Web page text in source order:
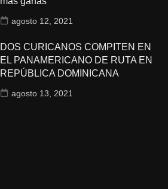
agosto 12, 2021
DOS CURICANOS COMPITEN EN
EL PANAMERICANO DE RUTA EN
REPÚBLICA DOMINICANA
agosto 13, 2021